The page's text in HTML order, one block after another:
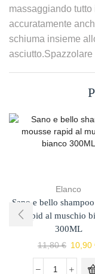
massaggiando
accuratamente
schiuma insieme
Elanco
Sano e bello
rapid al muschio
300ML
11,80€ 10,90